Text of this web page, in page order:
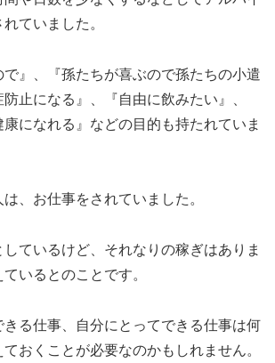
ていました。
で』、『孫たちが喜ぶので孫たちの小遣
止になる』、『自由に飲みたい』、
康になれる』などの目的も持たれていま
、お仕事をされていました。
ているけど、それなりの稼ぎはありま
いるとのことです。
る仕事、自分にとってできる仕事は何
おくことが必要なのかもしれません。